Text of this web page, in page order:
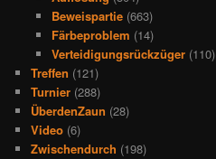
Beweispartie(663)
Färbeproblem (14)
Verteidigungsrückzüger(110)
Treffen (121)
Turnier (288)
ÜberdenZaun (28)
Video (6)
Zwischendurch (198)